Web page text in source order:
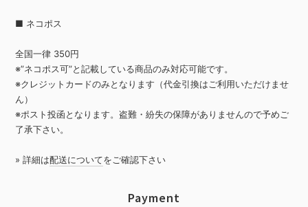
■ ネコポス
全国一律 350円
※”ネコポス可”と記載している商品のみ対応可能です。
※クレジットカードのみとなります（代金引換はご利用いただけませ
ん）
※ポスト投函となります。盗難・紛失の保障がありませんので予めご
了承下さい。
» 詳細は配送についてをご確認下さい
Payment